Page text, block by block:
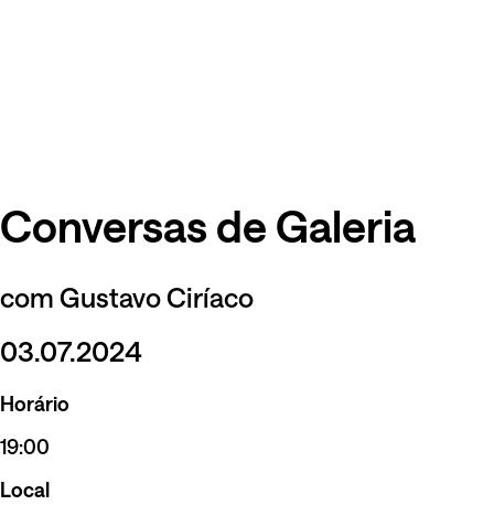
Conversas de Galeria
com Gustavo Ciríaco
03.07.2024
Horário
19:00
Local